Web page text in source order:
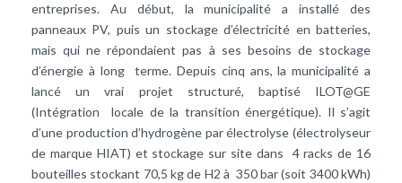
entreprises. Au début, la municipalité a installé des
panneaux PV, puis un stockage d’électricité en batteries,
mais qui ne répondaient pas à ses besoins de stockage
d’énergie à long terme. Depuis cinq ans, la municipalité a
lancé un vrai projet structuré, baptisé ILOT@GE
(Intégration locale de la transition énergétique). Il s’agit
d’une production d’hydrogène par électrolyse (électrolyseur
de marque HIAT) et stockage sur site dans 4 racks de 16
bouteilles stockant 70,5 kg de H2 à 350 bar (soit 3400 kWh)